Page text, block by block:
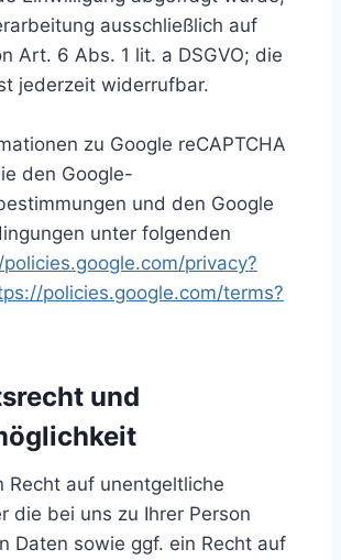
ausschließlich auf
Art. 6 Abs. 1 lit. a DSGVO; die
jederzeit widerrufbar.
zu Google reCAPTCHA
den Google-
und den Google
unter folgenden
privacy?
policies.google.com/terms?
und
Recht auf unentgeltliche
die bei uns zu Ihrer Person
Daten sowie ggf. ein Recht auf